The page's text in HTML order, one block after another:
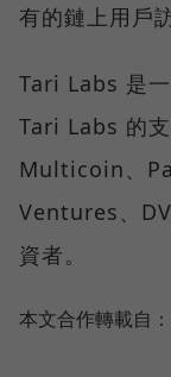
有的鏈上用戶
Tari Labs 是
Tari Labs 的
Multicoin、
Ventures、
資者。
本文合作轉載自